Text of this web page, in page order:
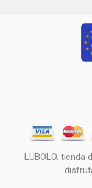
LUBOLO, tienda